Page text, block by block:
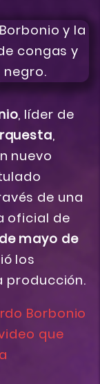
, líder de
,
nuevo
de una
oficial de
mayo de
los
producción.
Borbonio
que